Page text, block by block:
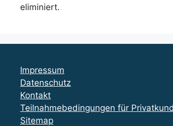
eliminiert.
Impressum
Datenschutz
Kontakt
Teilnahmebedingungen für
Sitemap